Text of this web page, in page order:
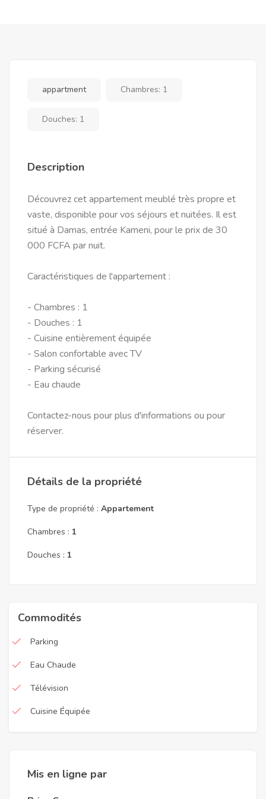
appartment Chambres: 1
Douches: 1
Description
Découvrez cet appartement meublé très propre et
vaste, disponible pour vos séjours et nuitées. Il est
situé à Damas, entrée Kameni, pour le prix de 30
000 FCFA par nuit.
Caractéristiques de l'appartement :
- Chambres : 1
- Douches : 1
- Cuisine entièrement équipée
- Salon confortable avec TV
- Parking sécurisé
- Eau chaude
Contactez-nous pour plus d'informations ou pour
réserver.
Détails de la propriété
Type de propriété : Appartement
Chambres : 1
Douches : 1
Commodités
Parking
Eau Chaude
Télévision
Cuisine Équipée
Mis en ligne par